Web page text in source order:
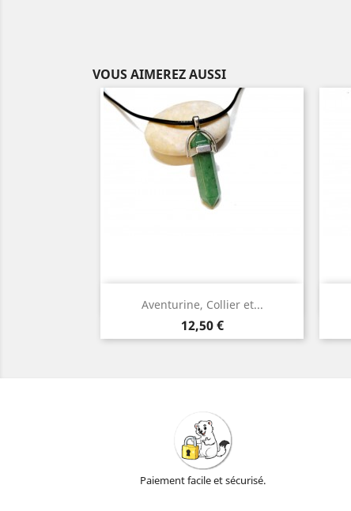
VOUS AIMEREZ AUSSI
Aventurine, Collier et...
Prix
12,50 €
Aperçu rapide
Argent
Paiement facile et sécurisé.